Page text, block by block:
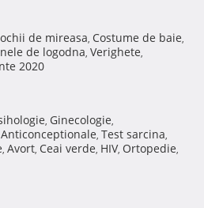
de mireasa, Costume de baie,
de logodna, Verighete,
2020
, Ginecologie,
Anticonceptionale, Test sarcina,
, Avort, Ceai verde, HIV, Ortopedie,